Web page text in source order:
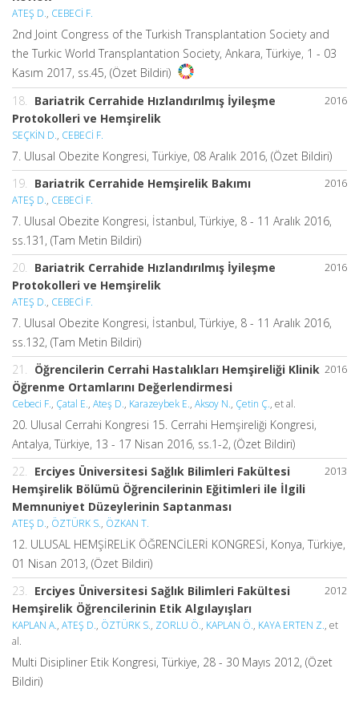
ATEŞ D., CEBECİ F.
2nd Joint Congress of the Turkish Transplantation Society and
the Turkic World Transplantation Society, Ankara, Türkiye, 1 - 03
Kasım 2017, ss.45, (Özet Bildiri)
2016
18. Bariatrik Cerrahide Hızlandırılmış İyileşme
Protokolleri ve Hemşirelik
SEÇKİN D., CEBECİ F.
7. Ulusal Obezite Kongresi, Türkiye, 08 Aralık 2016, (Özet Bildiri)
2016
19. Bariatrik Cerrahide Hemşirelik Bakımı
ATEŞ D., CEBECİ F.
7. Ulusal Obezite Kongresi, İstanbul, Türkiye, 8 - 11 Aralık 2016,
ss.131, (Tam Metin Bildiri)
2016
20. Bariatrik Cerrahide Hızlandırılmış İyileşme
Protokolleri ve Hemşirelik
ATEŞ D., CEBECİ F.
7. Ulusal Obezite Kongresi, İstanbul, Türkiye, 8 - 11 Aralık 2016,
ss.132, (Tam Metin Bildiri)
2016
21. Öğrencilerin Cerrahi Hastalıkları Hemşireliği Klinik
Öğrenme Ortamlarını Değerlendirmesi
Cebeci F., Çatal E., Ateş D., Karazeybek E., Aksoy N., Çetin Ç., et al.
20. Ulusal Cerrahi Kongresi 15. Cerrahi Hemşireliği Kongresi,
Antalya, Türkiye, 13 - 17 Nisan 2016, ss.1-2, (Özet Bildiri)
2013
22. Erciyes Üniversitesi Sağlık Bilimleri Fakültesi
Hemşirelik Bölümü Öğrencilerinin Eğitimleri ile İlgili
Memnuniyet Düzeylerinin Saptanması
ATEŞ D., ÖZTÜRK S., ÖZKAN T.
12. ULUSAL HEMŞİRELİK ÖĞRENCİLERİ KONGRESİ, Konya, Türkiye,
01 Nisan 2013, (Özet Bildiri)
2012
23. Erciyes Üniversitesi Sağlık Bilimleri Fakültesi
Hemşirelik Öğrencilerinin Etik Algılayışları
KAPLAN A., ATEŞ D., ÖZTÜRK S., ZORLU Ö., KAPLAN Ö., KAYA ERTEN Z., et
al.
Multi Disipliner Etik Kongresi, Türkiye, 28 - 30 Mayıs 2012, (Özet
Bildiri)